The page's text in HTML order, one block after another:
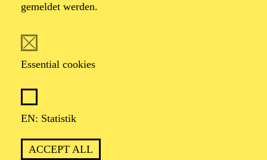
gemeldet werden.
Essential cookies
EN: Statistik
ACCEPT ALL
19:30 - 22:30
WIENER BLUT
TICKETS
51,00 45,00 35,00